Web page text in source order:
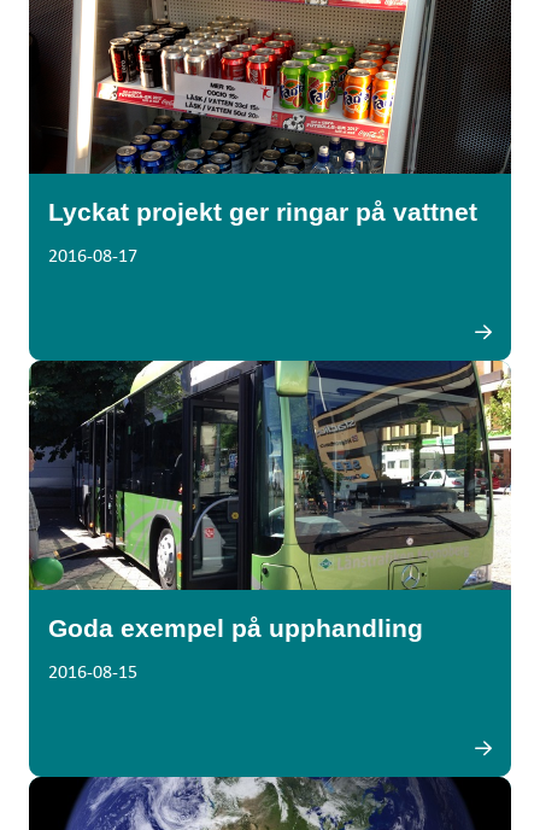
Lyckat projekt ger ringar på vattnet
2016-08-17
Goda exempel på upphandling
2016-08-15